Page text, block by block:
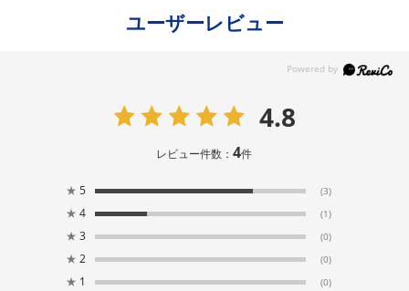
ユーザーレビュー
4.8
レビュー件数：4件
★ 5 (3)
★ 4 (1)
★ 3 (0)
★ 2 (0)
★ 1 (0)